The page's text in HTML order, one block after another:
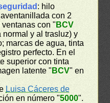
: hilo
con 2
con " BCV
normal y al trasluz) y
marcas de agua, tinta
perfecto. En el
superior con tinta
latente " BCV" en
Luisa Cáceres de
en número "5000".